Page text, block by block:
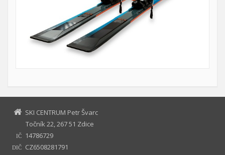
SKI CENTRUM Petr Švarc
Točník 22, 267 51 Zdice
IČ 14786729
DIČ
CZ6508281791